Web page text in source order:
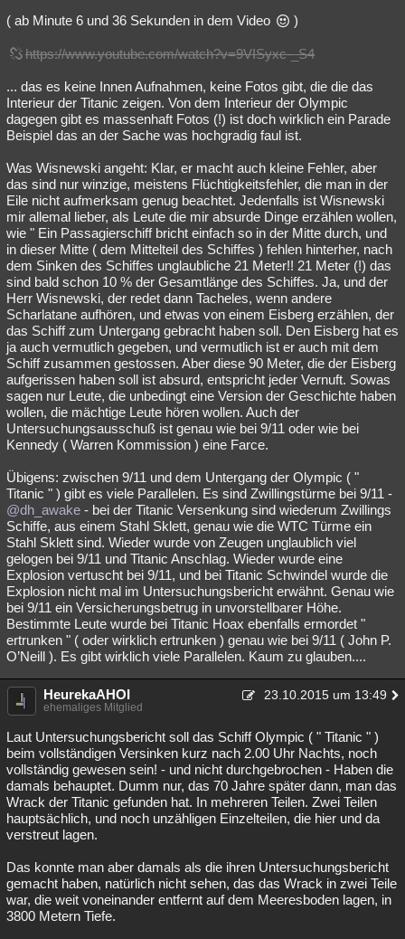
( ab Minute 6 und 36 Sekunden in dem Video )
https://www.youtube.com/watch?v=9VISyxc-_S4
... das es keine Innen Aufnahmen, keine Fotos gibt, die die das
Interieur der Titanic zeigen. Von dem Interieur der Olympic
dagegen gibt es massenhaft Fotos (!) ist doch wirklich ein Parade
Beispiel das an der Sache was hochgradig faul ist.
Was Wisnewski angeht: Klar, er macht auch kleine Fehler, aber
das sind nur winzige, meistens Flüchtigkeitsfehler, die man in der
Eile nicht aufmerksam genug beachtet. Jedenfalls ist Wisnewski
mir allemal lieber, als Leute die mir absurde Dinge erzählen wollen,
wie " Ein Passagierschiff bricht einfach so in der Mitte durch, und
in dieser Mitte ( dem Mittelteil des Schiffes ) fehlen hinterher, nach
dem Sinken des Schiffes unglaubliche 21 Meter!! 21 Meter (!) das
sind bald schon 10 % der Gesamtlänge des Schiffes. Ja, und der
Herr Wisnewski, der redet dann Tacheles, wenn andere
Scharlatane aufhören, und etwas von einem Eisberg erzählen, der
das Schiff zum Untergang gebracht haben soll. Den Eisberg hat es
ja auch vermutlich gegeben, und vermutlich ist er auch mit dem
Schiff zusammen gestossen. Aber diese 90 Meter, die der Eisberg
aufgerissen haben soll ist absurd, entspricht jeder Vernuft. Sowas
sagen nur Leute, die unbedingt eine Version der Geschichte haben
wollen, die mächtige Leute hören wollen. Auch der
Untersuchungsausschuß ist genau wie bei 9/11 oder wie bei
Kennedy ( Warren Kommission ) eine Farce.
Übigens: zwischen 9/11 und dem Untergang der Olympic ( "
Titanic " ) gibt es viele Parallelen. Es sind Zwillingstürme bei 9/11 -
@dh_awake - bei der Titanic Versenkung sind wiederum Zwillings
Schiffe, aus einem Stahl Sklett, genau wie die WTC Türme ein
Stahl Sklett sind. Wieder wurde von Zeugen unglaublich viel
gelogen bei 9/11 und Titanic Anschlag. Wieder wurde eine
Explosion vertuscht bei 9/11, und bei Titanic Schwindel wurde die
Explosion nicht mal im Untersuchungsbericht erwähnt. Genau wie
bei 9/11 ein Versicherungsbetrug in unvorstellbarer Höhe.
Bestimmte Leute wurde bei Titanic Hoax ebenfalls ermordet "
ertrunken " ( oder wirklich ertrunken ) genau wie bei 9/11 ( John P.
O’Neill ). Es gibt wirklich viele Parallelen. Kaum zu glauben....
HeurekaAHOI 23.10.2015 um 13:49
ehemaliges Mitglied
Laut Untersuchungsbericht soll das Schiff Olympic ( " Titanic " )
beim vollständigen Versinken kurz nach 2.00 Uhr Nachts, noch
vollständig gewesen sein! - und nicht durchgebrochen - Haben die
damals behauptet. Dumm nur, das 70 Jahre später dann, man das
Wrack der Titanic gefunden hat. In mehreren Teilen. Zwei Teilen
hauptsächlich, und noch unzähligen Einzelteilen, die hier und da
verstreut lagen.
Das konnte man aber damals als die ihren Untersuchungsbericht
gemacht haben, natürlich nicht sehen, das das Wrack in zwei Teile
war, die weit voneinander entfernt auf dem Meeresboden lagen, in
3800 Metern Tiefe.